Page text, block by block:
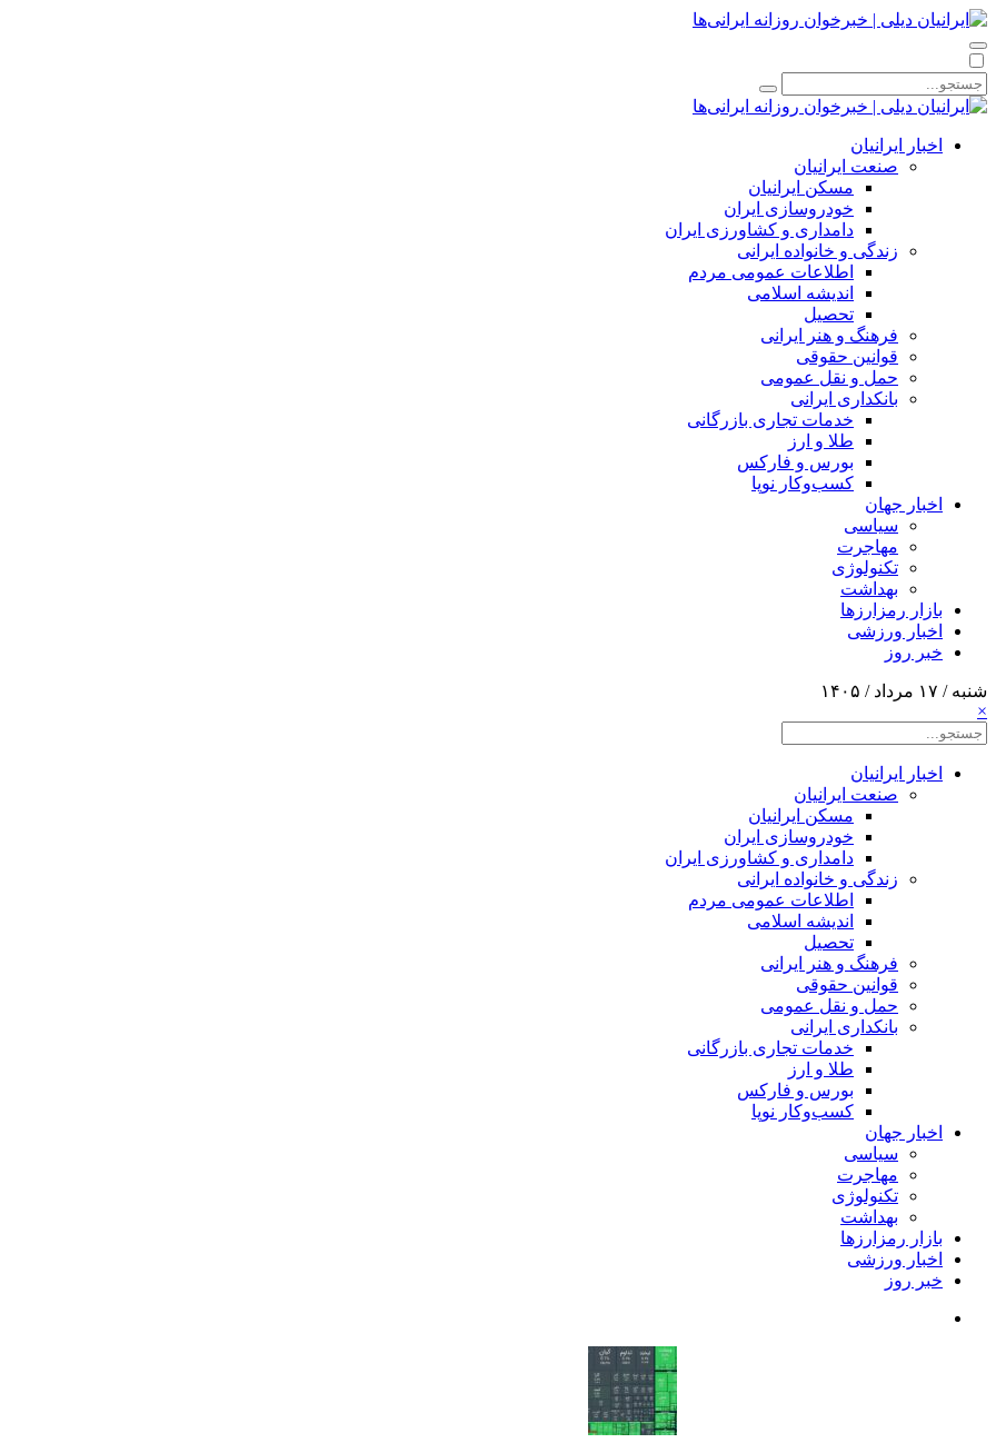
اخبار ایرانیان
صنعت ایرانیان
مسکن ایرانیان
خودروسازی ایران
دامداری و کشاورزی ایران
زندگی و خانواده ایرانی
اطلاعات عمومی مردم
اندیشه اسلامی
تحصیل
فرهنگ و هنر ایرانی
قوانین حقوقی
حمل و نقل عمومی
بانکداری ایرانی
خدمات تجاری بازرگانی
طلا و ارز
بورس و فارکس
کسب‌وکار نوپا
اخبار جهان
سیاسی
مهاجرت
تکنولوژی
بهداشت
بازار رمزارزها
اخبار ورزشی
خبر روز
شنبه / ۱۷ مرداد / ۱۴۰۵
×
اخبار ایرانیان
صنعت ایرانیان
مسکن ایرانیان
خودروسازی ایران
دامداری و کشاورزی ایران
زندگی و خانواده ایرانی
اطلاعات عمومی مردم
اندیشه اسلامی
تحصیل
فرهنگ و هنر ایرانی
قوانین حقوقی
حمل و نقل عمومی
بانکداری ایرانی
خدمات تجاری بازرگانی
طلا و ارز
بورس و فارکس
کسب‌وکار نوپا
اخبار جهان
سیاسی
مهاجرت
تکنولوژی
بهداشت
بازار رمزارزها
اخبار ورزشی
خبر روز